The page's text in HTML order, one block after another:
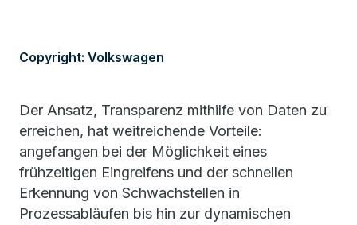
Copyright: Volkswagen
Der Ansatz, Transparenz mithilfe von Daten zu
erreichen, hat weitreichende Vorteile:
angefangen bei der Möglichkeit eines
frühzeitigen Eingreifens und der schnellen
Erkennung von Schwachstellen in
Prozessabläufen bis hin zur dynamischen